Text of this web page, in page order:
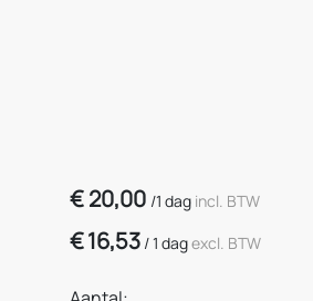
€20,00 /1 dag incl. BTW
€16,53 /1 dagexcl. BTW